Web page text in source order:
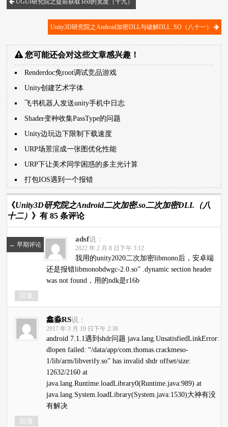
Unity3D研究院之Android加密DLL与破解DLL .SO（八十一）
您可能还会对这些文章感兴趣！
Renderdoc免root调试竞品游戏
Unity创建艺术字体
飞书机器人发送unity手机中日志
Shader变种收集PassType的问题
Unity边玩边下限制下载速度
URP场景渲成一张图优化性能
URP下让美术同学困惑的多主光计算
打包IOS遇到一个报错
《Unity3D研究院之Android二次加密.so二次加密DLL（八
十二） 》有 85 条评论
← 早期评论
adsf说：
2022 年 2 月 8 日下午 3:12
我用的unity2020二次加密libmono后，安卓端
还是报错libmonobdwgc-2.0.so” .dynamic section header
was not found，用的ndk是r16b
回复
鑫淼RS说：
2017 年 3 月 10 日下午 2:38
android 7.1.1遇到shdr问题 java.lang.UnsatisfiedLinkError:
dlopen failed: “/data/app/com.thomas.crackmeso-
1/lib/arm/libverify.so” has invalid shdr offset/size:
12632/2160 at
java.lang.Runtime.loadLibrary0(Runtime.java:989) at
java.lang.System.loadLibrary(System.java:1530)大神有没
有解决
回复